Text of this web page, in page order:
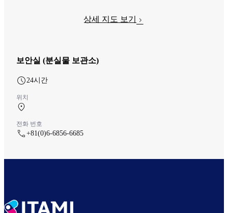
상세 지도 보기
보안실 (분실물 보관소)
24시간
위치
전화 번호
+81(0)6-6856-6685